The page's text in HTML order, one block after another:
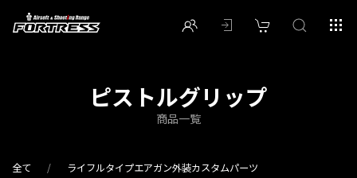
ピストルグリップ
商品一覧
全て
ライフルタイプエアガン外装カスタムパーツ